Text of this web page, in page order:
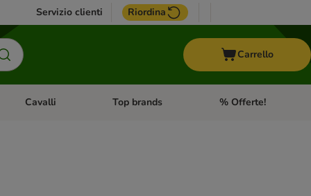
Servizio clienti Riordina
Carrello
Apri Menu Categoria: Acquaristica
Cavalli Apri Menu Categoria: Cavalli
Top brands Apri Menu Categoria:
% Offerte!